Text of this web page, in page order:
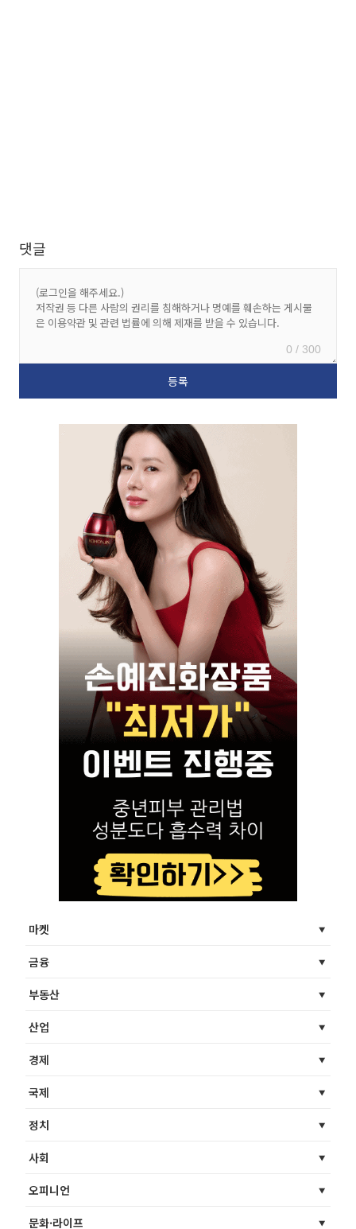
댓글
0 / 300
마켓
금융
부동산
산업
경제
국제
정치
사회
오피니언
문화·라이프